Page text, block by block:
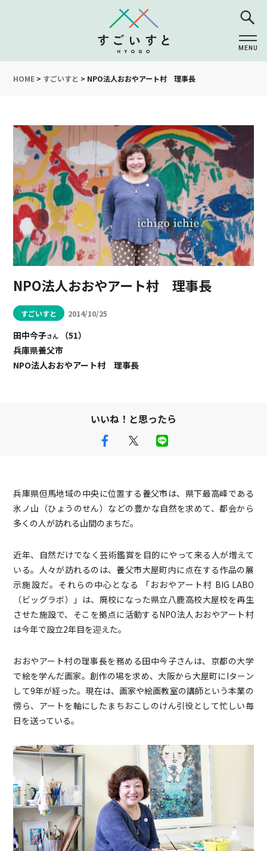
HOME > すごいすと > NPO法人おおやアート村 理事長
NPO法人おおやアート村 理事長
すごいすと 2014/10/25
田中今子さん
（51）
兵庫県養父市
NPO法人おおやアート村 理事長
いいね！と思ったら
兵庫県但馬地域の中央に位置する養父市は、県下最高峰である
氷ノ山（ひょうのせん）などの豊かな自然を求めて、都会から
多くの人が訪れる山間のまちだ。
近年、自然だけでなく芸術鑑賞を目的にやって来る人が増えて
いる。人々が訪れるのは、養父市大屋町内に点在する作品の展
示施設だ。それらの中心となる 「おおやアート村 BIG LABO
（ビッグラボ）」は、廃校になった県立八鹿高校大屋校を再生
させた施設で、そこを拠点に活動するNPO法人おおやアート村
は今年で設立2年目を迎えた。
おおやアート村の理事長を務める田中今子さんは、京都の大学
で絵を学んだ画家。創作の場を求め、大阪から大屋町にIターン
して9年が経った。現在は、画家や絵画教室の講師という本業の
傍ら、アートを軸にしたまちおこしのけん引役として忙しい毎
日を送っている。
MENU